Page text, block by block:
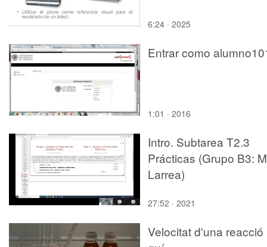
6:24 · 2025
Entrar como
1:01 · 2016
Intro. Subtarea T2.3
Prácticas (Grupo B3:
Larrea)
27:52 · 2021
Velocitat d'una reacció